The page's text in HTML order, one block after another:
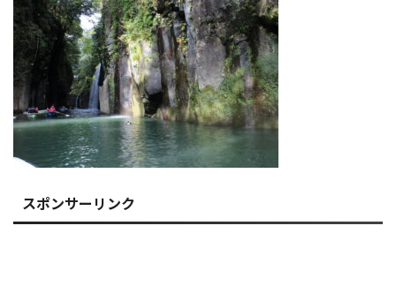
スポンサーリンク